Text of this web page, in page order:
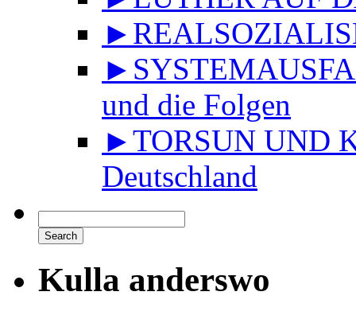
und die Folgen
►TORSUN UND
Deutschland
Kulla anderswo